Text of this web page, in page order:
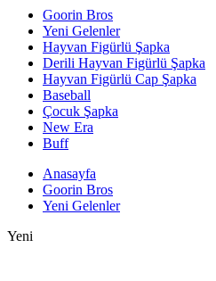
Goorin Bros
Yeni Gelenler
Hayvan Figürlü Şapka
Derili Hayvan Figürlü Şapka
Hayvan Figürlü Cap Şapka
Baseball
Çocuk Şapka
New Era
Buff
Anasayfa
Goorin Bros
Yeni Gelenler
Yeni